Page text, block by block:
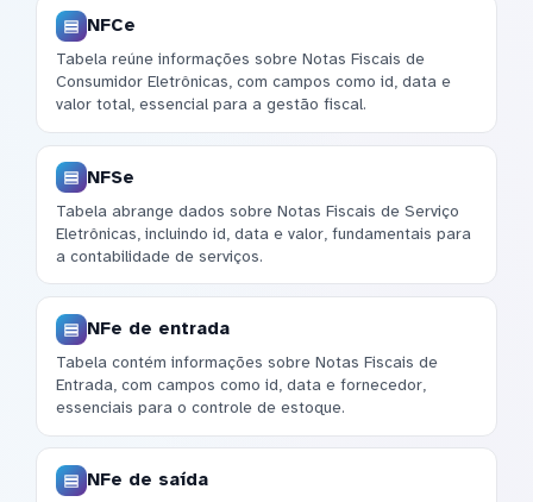
NFCe
Tabela reúne informações sobre Notas Fiscais de
Consumidor Eletrônicas, com campos como id, data e
valor total, essencial para a gestão fiscal.
NFSe
Tabela abrange dados sobre Notas Fiscais de Serviço
Eletrônicas, incluindo id, data e valor, fundamentais para
a contabilidade de serviços.
NFe de entrada
Tabela contém informações sobre Notas Fiscais de
Entrada, com campos como id, data e fornecedor,
essenciais para o controle de estoque.
NFe de saída